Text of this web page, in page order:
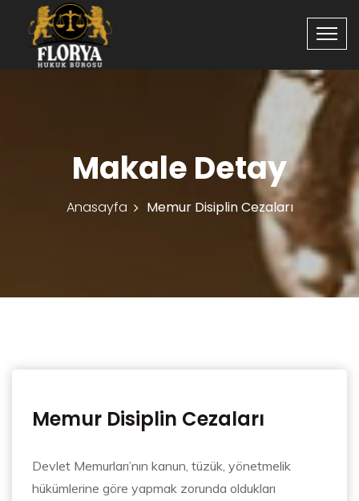
Makale Detay
Anasayfa Memur Disiplin Cezaları
Memur Disiplin Cezaları
Devlet Memurları’nın kanun, tüzük, yönetmelik
hükümlerine göre yapmak zorunda oldukları